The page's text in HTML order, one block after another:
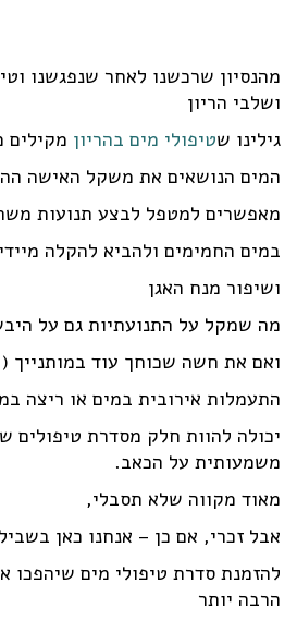
מהנסיון שרכשנו לאחר שנפגשנו
ושלבי הריון
גילינו שטיפולי מים בהריון מקילים
המים הנושאים את משקל האישה
מאפשרים למטפל לבצע תנועות
במים החמימים ולהביא להקלה
ושיפור מנח האגן
מה שמקל על התנועתיות גם על
ואם את חשה שכוחך עוד במותנייך
התעמלות אירובית במים או ריצה
יכולה להוות חלק מסדרת טיפולים
משמעותית על הכאב.
מאוד מקווה שלא תסבלי,
אבל זכרי, אם כן – אנחנו כאן
להזמנת סדרת טיפולי מים שיהפכו
הרבה יותר